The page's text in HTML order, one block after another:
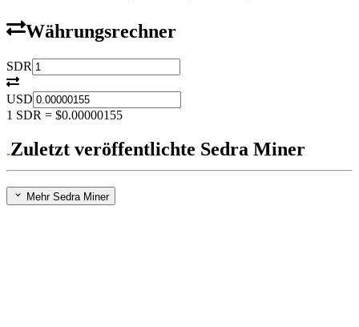
Währungsrechner
SDR
USD
1 SDR = $0.00000155
Zuletzt veröffentlichte Sedra Miner
Mehr Sedra Miner